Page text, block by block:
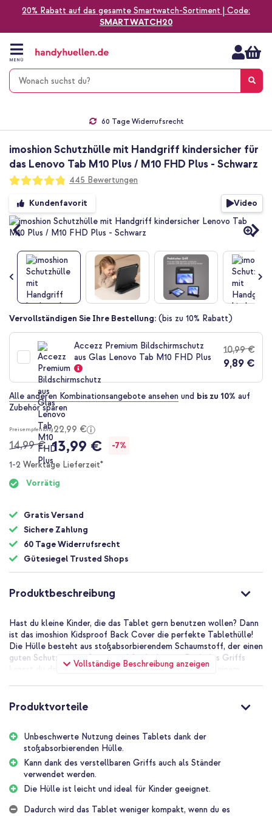
20% Rabatt auf das gesamte Smartwatch-Sortiment | Code:
SMARTWATCH20
Zum
Inhalt
springen
MENÜ
60 Tage Widerrufsrecht
imoshion Schutzhülle mit Handgriff kindersicher für
das Lenovo Tab M10 Plus / M10 FHD Plus - Schwarz
Bewertung:
96
100
445 Bewertungen
Zum
Ende
der
Bildgalerie
Kundenfavorit Video
Zum
Bildgalerie
springen
Vervollständigen Sie Ihre Bestellung: (bis zu 10% Rabatt)
Accezz Premium Bildschirmschutz
aus Glas Lenovo Tab M10 FHD Plus
10,99 €
9,89 €
Alle anderen Kombinationsangebote ansehen und bis zu 10% auf
Zubehör sparen
Preisempfehlung22,99 €
14,99 € 13,99 €
-7%
1-2 Werktage Lieferzeit*
Vorrätig
Gratis Versand
Sichere Zahlung
60 Tage Widerrufsrecht
Gütesiegel Trusted Shops
Produktbeschreibung
Vollständige Beschreibung anzeigen
Hast du kleine Kinder, die das Tablet gern benutzen wollen? Dann
ist das imoshion Kidsproof Back Cover die perfekte Tablethülle!
Die Hülle besteht aus stoßabsorbierendem Schaumstoff, der einen
guten Schutz gegen Stürze und Stöße bietet. Dank des Griffs
kannst du das Tablet überall hin mitnehmen oder es zu einem
Der stoßabsorbierende Schaumstoff ist leicht, sodass das Tablet
Oberflächen überall an der Hülle sorgen dafür, dass dir die Hülle
nicht so leicht aus der Hand rutscht. Der stoßabsorbierende
Schaumstoff dämpft den Aufprall bei Stürzen und Stößen und
verhindert so Schäden an deinem Tablet.
Praktisch verstellbarer Griff
Durch den Griff an der Tablethülle lässt es sich ganz einfach
überall hin mitnehmen. Auch Kinder können das Tablet dadurch
Produktvorteile
Unbeschwerte Nutzung deines Tablets dank der
stoßabsorbierenden Hülle.
Kann dank des verstellbaren Griffs auch als Ständer
verwendet werden.
Die Hülle ist leicht und ideal für Kinder geeignet.
Dadurch wird das Tablet weniger kompakt, wenn du es